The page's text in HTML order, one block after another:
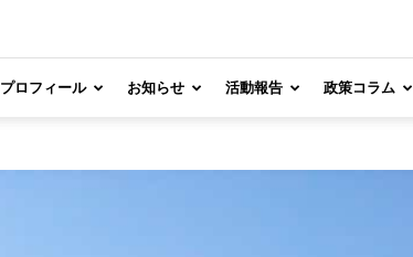
プロフィール お知らせ 活動報告 政策コラム